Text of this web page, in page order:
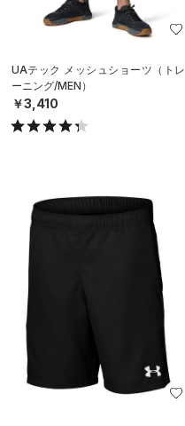
UAテック メッシュショーツ（トレ
ーニング/MEN）
￥3,410